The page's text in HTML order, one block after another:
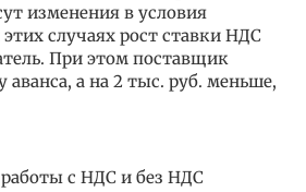
изменения в условия
случаях рост ставки НДС
При этом поставщик
аванса, а на 2 тыс. руб. меньше,
с НДС и без НДС